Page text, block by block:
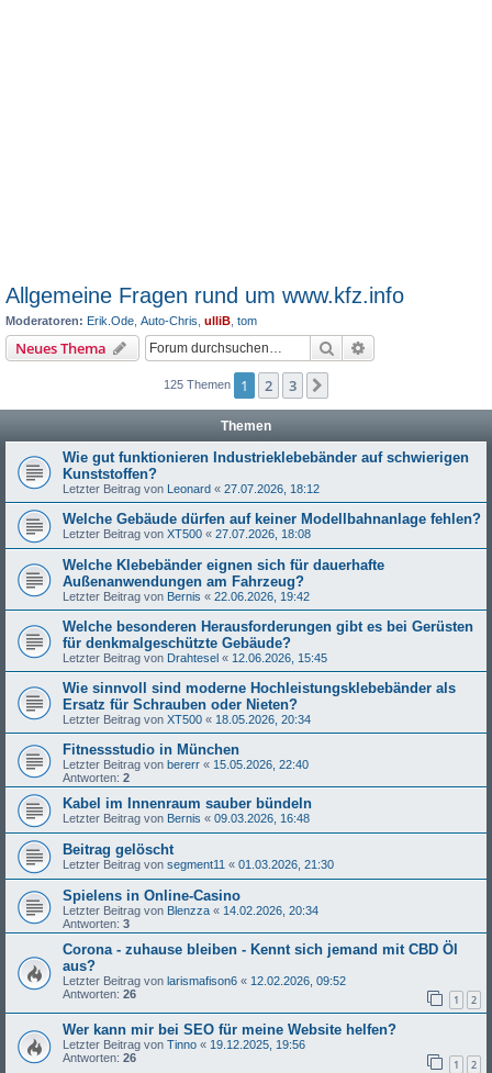
Allgemeine Fragen rund um www.kfz.info
Moderatoren: Erik.Ode Auto-Chris ulliB tom
Neues Thema Suche
125 Themen 1 2 3
Themen
Wie gut funktionieren Industrieklebebänder auf schwierigen
Kunststoffen?
Letzter Beitrag von Leonard « 27.07.2026, 18:12
Welche Gebäude dürfen auf keiner Modellbahnanlage fehlen?
Letzter Beitrag von XT500 « 27.07.2026, 18:08
Welche Klebebänder eignen sich für dauerhafte
Außenanwendungen am Fahrzeug?
Letzter Beitrag von Bernis « 22.06.2026, 19:42
Welche besonderen Herausforderungen gibt es bei Gerüsten
für denkmalgeschützte Gebäude?
Letzter Beitrag von Drahtesel « 12.06.2026, 15:45
Wie sinnvoll sind moderne Hochleistungsklebebänder als
Ersatz für Schrauben oder Nieten?
Letzter Beitrag von XT500 « 18.05.2026, 20:34
Fitnessstudio in München
Letzter Beitrag von bererr « 15.05.2026, 22:40
Antworten: 2
Kabel im Innenraum sauber bündeln
Letzter Beitrag von Bernis « 09.03.2026, 16:48
Beitrag gelöscht
Letzter Beitrag von segment11 « 01.03.2026, 21:30
Spielens in Online-Casino
Letzter Beitrag von Blenzza « 14.02.2026, 20:34
Antworten: 3
Corona - zuhause bleiben - Kennt sich jemand mit CBD Öl
aus?
Letzter Beitrag von larismafison6 « 12.02.2026, 09:52
Antworten: 26 1 2
Wer kann mir bei SEO für meine Website helfen?
Letzter Beitrag von Tinno « 19.12.2025, 19:56
Antworten: 26 1 2